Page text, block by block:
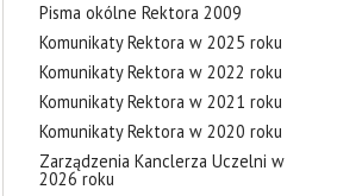
Pisma okólne Rektora 2009
Komunikaty Rektora w 2025 roku
Komunikaty Rektora w 2022 roku
Komunikaty Rektora w 2021 roku
Komunikaty Rektora w 2020 roku
Zarządzenia Kanclerza Uczelni w
2026 roku